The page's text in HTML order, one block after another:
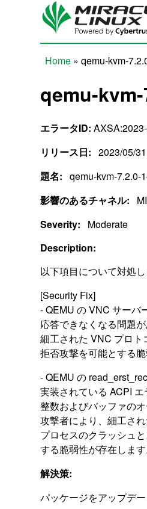
Skip to main content
Home » qemu-kvm-
qemu-
エラータID:
リリース日: 2023/05/
題名: qemu-kvm-7.2.0-
影響のあるチャネル:
Severity:
Moderate
Description:
以下項目について対処し
[Security Fix]
- QEMU の VNC サーバ
応答できなくなる問題
細工された VNC プロ
拒否攻撃を可能とする
- QEMU の
実装されている ACPI エ
整数およびバッファの
攻撃者により、細工さ
プロセスのクラッシュ
する脆弱性が存在しま
解決策:
パッケージをアップデー